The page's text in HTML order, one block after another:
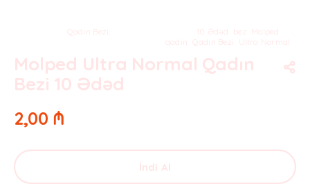
Qadın Bezi 10 Ədəd bez Molped
qadın
Qadın Bezi Ultra Normal
Molped Ultra Normal Qadın
Bezi 10 Ədəd
2,00 ₼
İndi Al